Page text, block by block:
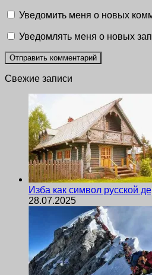
Уведомить меня о новых
Уведомлять меня о новых
Свежие записи
Изба как символ русской
28.07.2025